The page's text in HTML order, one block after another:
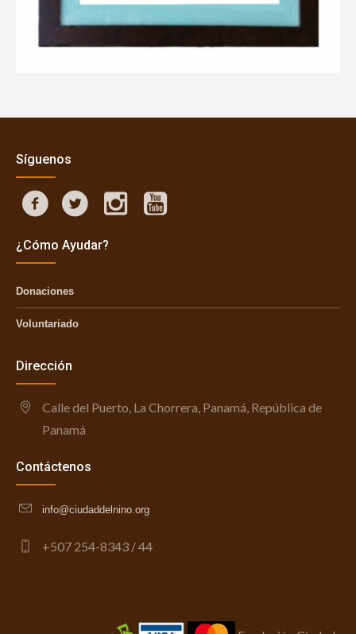
Síguenos
¿Cómo Ayudar?
Donaciones
Voluntariado
Dirección
Calle del Puerto, La Chorrera, Panamá, República de
Panamá
Contáctenos
info@ciudaddelnino.org
+507 254-8343 / 44